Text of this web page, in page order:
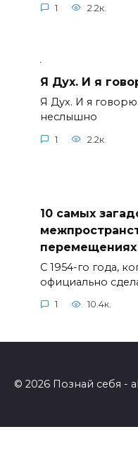
1 2.2к.
Я Дух. И я
Я Дух. И я
неслышно
1 2.2к.
10 самых
перемещениях
С 1954-го года,
официально
1 10.4к.
© 2026 Познай себя -